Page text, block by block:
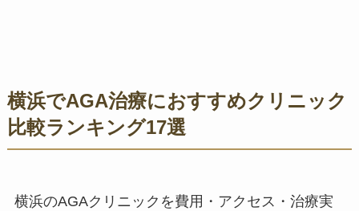
横浜でAGA治療におすすめクリニック
比較ランキング17選
横浜のAGAクリニックを費用・アクセス・治療実